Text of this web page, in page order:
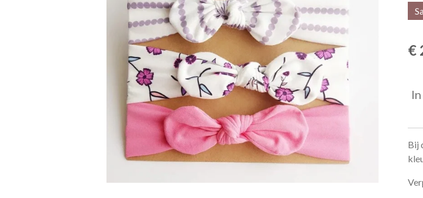
€
Bij